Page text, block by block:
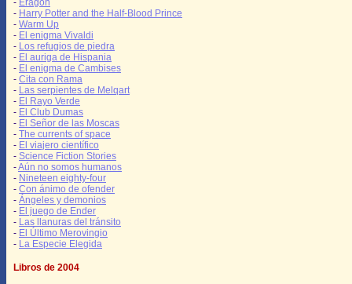
- Eragon
- Harry Potter and the Half-Blood Prince
- Warm Up
- El enigma Vivaldi
- Los refugios de piedra
- El auriga de Hispania
- El enigma de Cambises
- Cita con Rama
- Las serpientes de Melqart
- El Rayo Verde
- El Club Dumas
- El Señor de las Moscas
- The currents of space
- El viajero científico
- Science Fiction Stories
-Aún no somos humanos
- Nineteen eighty-four
- Con ánimo de ofender
- Ángeles y demonios
- El juego de Ender
- Las llanuras del tránsito
- El Último Merovingio
- La Especie Elegida
Libros de 2004